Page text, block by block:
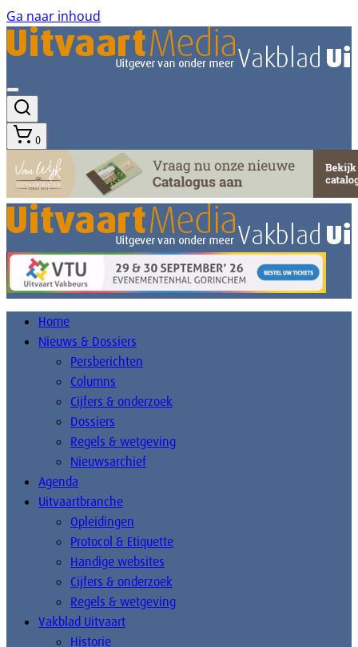
Ga naar inhoud
0
Home
Nieuws & Dossiers
Persberichten
Columns
Cijfers & onderzoek
Dossiers
Regels & wetgeving
Nieuwsarchief
Agenda
Uitvaartbranche
Opleidingen
Protocol & Etiquette
Handige websites
Cijfers & onderzoek
Regels & wetgeving
Vakblad Uitvaart
Historie